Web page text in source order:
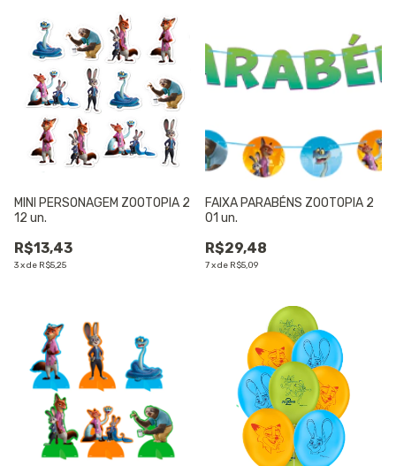
MINI PERSONAGEM ZOOTOPIA 2
12 un.
R$13,43
3xde R$5,25
FAIXA PARABÉNS ZOOTOPIA 2
01 un.
R$29,48
7xde R$5,09